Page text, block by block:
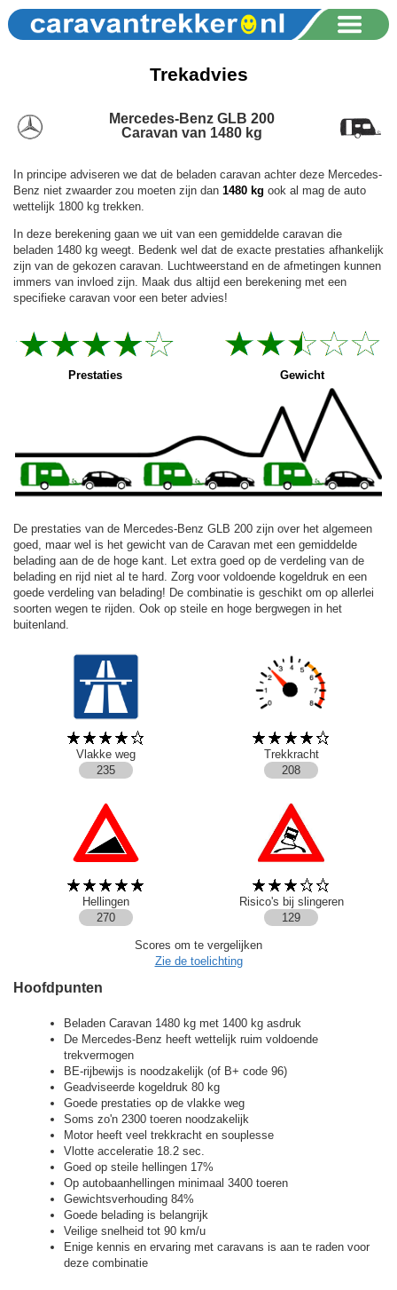
Trekadvies
Mercedes-Benz GLB 200
Caravan van 1480 kg
In principe adviseren we dat de beladen caravan achter deze Mercedes-
Benz niet zwaarder zou moeten zijn dan 1480 kg ook al mag de auto
wettelijk 1800 kg trekken.
In deze berekening gaan we uit van een gemiddelde caravan die
beladen 1480 kg weegt. Bedenk wel dat de exacte prestaties afhankelijk
zijn van de gekozen caravan. Luchtweerstand en de afmetingen kunnen
immers van invloed zijn. Maak dus altijd een berekening met een
specifieke caravan voor een beter advies!
Prestaties Gewicht
De prestaties van de Mercedes-Benz GLB 200 zijn over het algemeen
goed, maar wel is het gewicht van de Caravan met een gemiddelde
belading aan de de hoge kant. Let extra goed op de verdeling van de
belading en rijd niet al te hard. Zorg voor voldoende kogeldruk en een
goede verdeling van belading! De combinatie is geschikt om op allerlei
soorten wegen te rijden. Ook op steile en hoge bergwegen in het
buitenland.
Vlakke weg
Trekkracht
235
208
Hellingen
Risico's bij slingeren
270
129
Scores om te vergelijken
Zie de toelichting
Hoofdpunten
Beladen Caravan 1480 kg met 1400 kg asdruk
De Mercedes-Benz heeft wettelijk ruim voldoende
trekvermogen
BE-rijbewijs is noodzakelijk (of B+ code 96)
Geadviseerde kogeldruk 80 kg
Goede prestaties op de vlakke weg
Soms zo'n 2300 toeren noodzakelijk
Motor heeft veel trekkracht en souplesse
Vlotte acceleratie 18.2 sec.
Goed op steile hellingen 17%
Op autobaanhellingen minimaal 3400 toeren
Gewichtsverhouding 84%
Goede belading is belangrijk
Veilige snelheid tot 90 km/u
Enige kennis en ervaring met caravans is aan te raden voor
deze combinatie